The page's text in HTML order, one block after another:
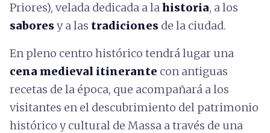
Priores), velada dedicada a lahistoria, a los
saboresy a las tradiciones de la ciudad.
En pleno centro histórico tendrá lugar una
cena medieval itinerante con antiguas
recetas de la época, que acompañará a los
visitantes en el descubrimiento del patrimonio
histórico y cultural de Massa a través de una